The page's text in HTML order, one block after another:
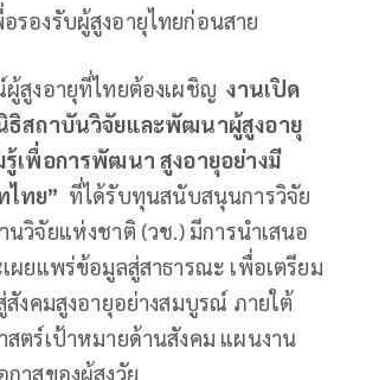
รองรับผู้สูงอายุไทยก่อนสาย
ผู้สูงอายุที่ไทยต้องเผชิญงานเปิด
ธิสถาบันวิจัยและพัฒนาผู้สูงอายุ
รู้เพื่อการพัฒนา สูงอายุอย่างมี
ทย” ที่ได้รับทุนสนับสนุนการวิจัย
นวิจัยแห่งชาติ (วช.) มีการนำเสนอ
ผยแพร่ข้อมูลสู่สาธารณะ เพื่อเตรียม
สังคมสูงอายุอย่างสมบูรณ์ ภายใต้
ตร์เป้าหมายด้านสังคม แผนงาน
าสของผู้สูงวัย